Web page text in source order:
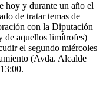
hoy y durante un año el
de tratar temas de
con la Diputación
de aquellos limítrofes)
el segundo miércoles
(Avda. Alcalde